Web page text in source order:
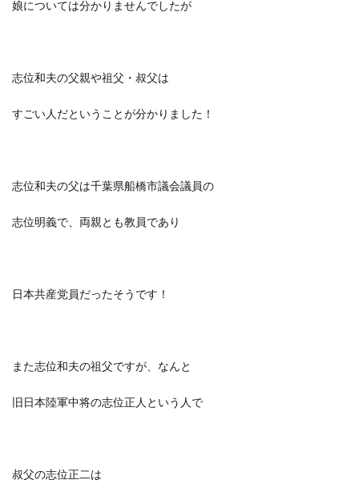
娘については分かりませんでしたが
志位和夫の父親や祖父・叔父は
すごい人だということが分かりました！
志位和夫の父は千葉県船橋市議会議員の
志位明義で、両親とも教員であり
日本共産党員だったそうです！
また志位和夫の祖父ですが、なんと
旧日本陸軍中将の志位正人 という人で
叔父の志位正二は